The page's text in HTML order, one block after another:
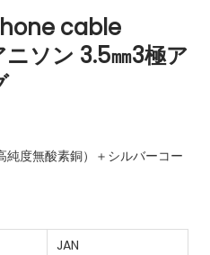
cable
ソン 3.5㎜3極ア
度無酸素銅）＋シルバーコー
JAN